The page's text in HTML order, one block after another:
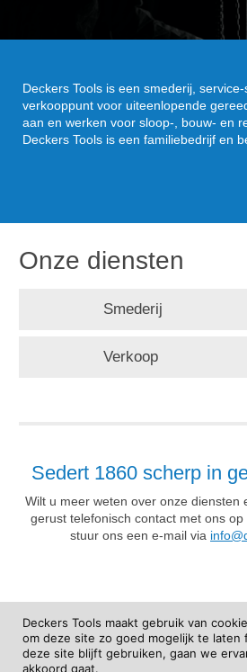
Deckers Tools is een smederij,
verkooppunt voor uiteenlopende
aan en werken voor sloop-, bouw- en
Deckers Tools is een familiebedrijf en
Onze diensten
Smederij
Verkoop
Sedert 1860 scherp in
Wilt u meer weten over onze diensten
gerust telefonisch contact met ons
stuur ons een e-mail via
Deckers Tools maakt gebruik van
om deze site zo goed mogelijk te laten
deze site blijft gebruiken, gaan we
akkoord gaat.